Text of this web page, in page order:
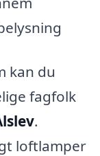
kan du
fagfolk
.
loftlamper